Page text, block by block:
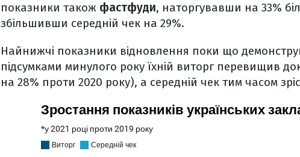
показники також фастфуди, наторгувавши на 33%
збільшивши середній чек на 29%.
Найнижчі показники відновлення поки що
підсумками минулого року їхній виторг перевищив
на 28% проти 2020 року), а середній чек тим часом